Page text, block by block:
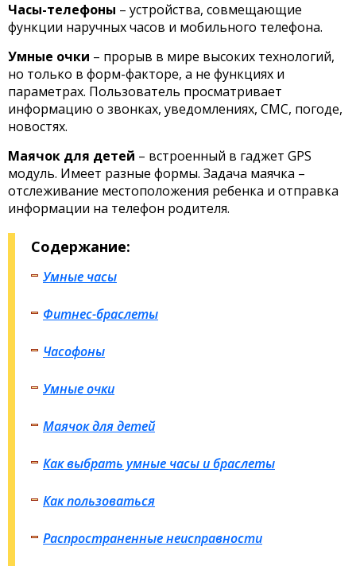
Часы-телефоны – устройства, совмещающие
функции наручных часов и мобильного телефона.
Умные очки – прорыв в мире высоких технологий,
но только в форм-факторе, а не функциях и
параметрах. Пользователь просматривает
информацию о звонках, уведомлениях, СМС, погоде,
новостях.
Маячок для детей – встроенный в гаджет GPS
модуль. Имеет разные формы. Задача маячка –
отслеживание местоположения ребенка и отправка
информации на телефон родителя.
Содержание:
Умные часы
Фитнес-браслеты
Часофоны
Умные очки
Маячок для детей
Как выбрать умные часы и браслеты
Как пользоваться
Распространенные неисправности